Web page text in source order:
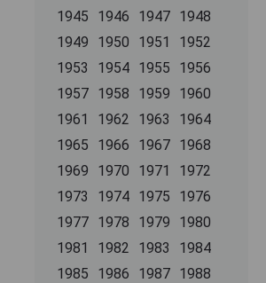
1945
1946 1947 1948
1949
1950 1951
1952
1953
1954 1955
1956
1957 1958 1959
1960
1961
1962 1963
1964
1965
1966 1967 1968
1969
1970 1971
1972
1973
1974 1975
1976
1977 1978 1979
1980
1981
1982 1983
1984
1985
1986 1987 1988